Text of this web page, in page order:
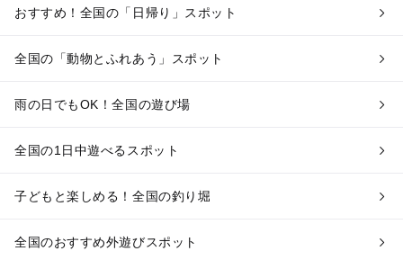
おすすめ！全国の「日帰り」スポット
全国の「動物とふれあう」スポット
雨の日でもOK！全国の遊び場
全国の1日中遊べるスポット
子どもと楽しめる！全国の釣り堀
全国のおすすめ外遊びスポット